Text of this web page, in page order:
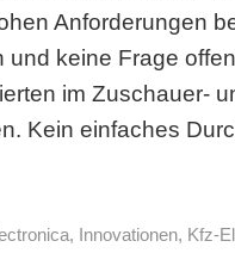
Anforderungen
und keine Frage
im Zuschauer-
Kein einfaches
, Innovationen, Kfz-